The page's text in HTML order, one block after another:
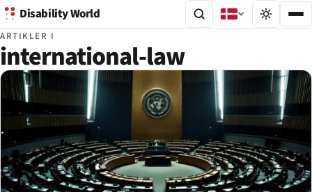
Disability World
ARTIKLER I
international-law